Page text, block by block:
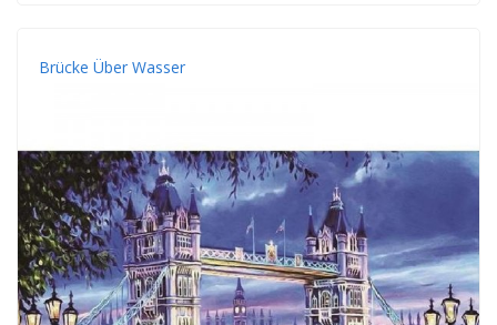
Brücke Über Wasser